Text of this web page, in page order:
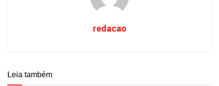
redacao
Leia também